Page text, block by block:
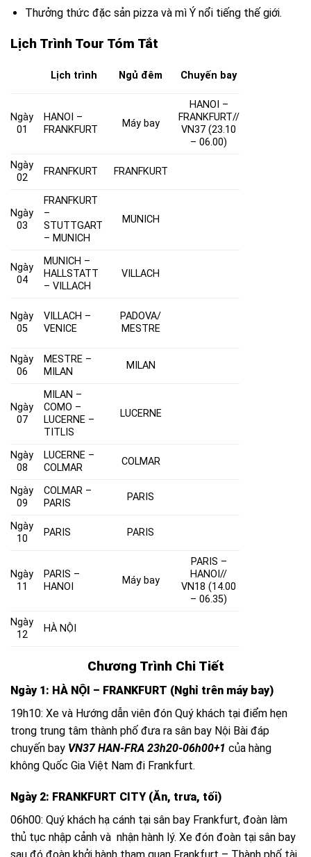
Thưởng thức đặc sản pizza và mì Ý nổi tiếng thế giới.
Lịch Trình Tour Tóm Tắt
Lịch trình Ngủ đêm Chuyến bay
Ngày
01
HANOI –
FRANKFURT
Máy bay
HANOI –
FRANKFURT//
VN37 (23.10
– 06.00)
Ngày
02
FRANFKURT FRANFKURT
Ngày
03
FRANFKURT
–
STUTTGART
– MUNICH
MUNICH
Ngày
04
MUNICH –
HALLSTATT
– VILLACH
VILLACH
Ngày
05
VILLACH –
VENICE
PADOVA/
MESTRE
Ngày
06
MESTRE –
MILAN
MILAN
Ngày
07
MILAN –
COMO –
LUCERNE –
TITLIS
LUCERNE
Ngày
08
LUCERNE –
COLMAR
COLMAR
Ngày
09
COLMAR –
PARIS
PARIS
Ngày
10
PARIS PARIS
Ngày
11
PARIS –
HANOI
Máy bay
PARIS –
HANOI//
VN18 (14.00
– 06.35)
Ngày
12
HÀ NỘI
Chương Trình Chi Tiết
Ngày 1: HÀ NỘI – FRANKFURT (Nghỉ trên máy bay)
19h10: Xe và Hướng dẫn viên đón Quý khách tại điểm hẹn
trong trung tâm thành phố đưa ra sân bay Nội Bài đáp
chuyến bay VN37 HAN-FRA 23h20-06h00+1 của hàng
không Quốc Gia Việt Nam đi Frankfurt.
Ngày 2: FRANKFURT CITY (Ăn, trưa, tối)
06h00: Quý khách hạ cánh tại sân bay Frankfurt, đoàn làm
thủ tục nhập cảnh và nhận hành lý. Xe đón đoàn tại sân bay